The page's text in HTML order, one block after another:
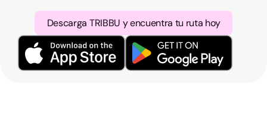
Descarga TRIBBU y encuentra tu ruta hoy